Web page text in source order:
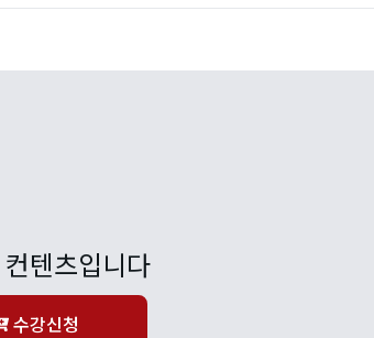
텐츠입니다
수강신청